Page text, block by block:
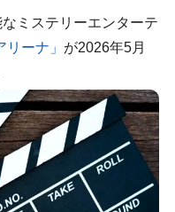
ミステリーエンターテ
ーナ」 が2026年5月